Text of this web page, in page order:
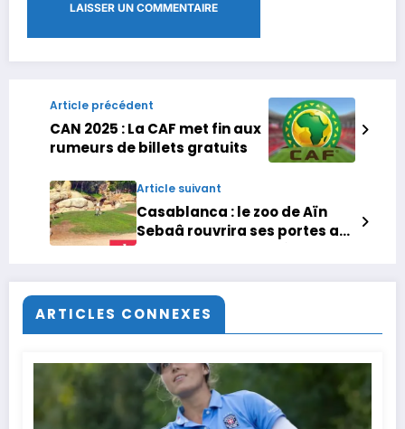
Article précédent
CAN 2025 : La CAF met fin aux
rumeurs de billets gratuits
Article suivant
Casablanca : le zoo de Aïn
Sebaâ rouvrira ses portes au
ARTICLES CONNEXES